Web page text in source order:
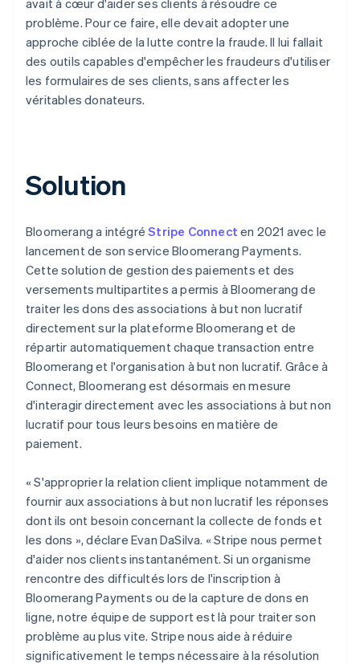
problème. Pour ce faire, elle devait adopter une
approche ciblée de la lutte contre la fraude. Il lui fallait
des outils capables d'empêcher les fraudeurs d'utiliser
les formulaires de ses clients, sans affecter les
véritables donateurs.
Solution
Bloomerang a intégréStripe Connect en 2021 avec le
lancement de son service Bloomerang Payments.
Cette solution de gestion des paiements et des
versements multipartites a permis à Bloomerang de
traiter les dons des associations à but non lucratif
directement sur la plateforme Bloomerang et de
répartir automatiquement chaque transaction entre
Bloomerang et l'organisation à but non lucratif. Grâce à
Connect, Bloomerang est désormais en mesure
d'interagir directement avec les associations à but non
lucratif pour tous leurs besoins en matière de
paiement.
« S'approprier la relation client implique notamment de
fournir aux associations à but non lucratif les réponses
dont ils ont besoin concernant la collecte de fonds et
les dons », déclare Evan DaSilva. « Stripe nous permet
d'aider nos clients instantanément. Si un organisme
rencontre des difficultés lors de l'inscription à
Bloomerang Payments ou de la capture de dons en
ligne, notre équipe de support est là pour traiter son
problème au plus vite. Stripe nous aide à réduire
significativement le temps nécessaire à la résolution